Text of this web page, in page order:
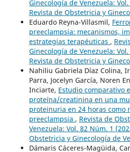
Ginecología de Venezuela:
Revista de Obstetricia y
Eduardo Reyna-Villasmil,
preeclampsia: mecanismos,
estrategias terapéuticas ,
Ginecología de Venezuela:
Revista de Obstetricia y
Nahiliu Gabriela Díaz Colina,
Parra, Jocelyn García, Noren
Inciarte, Estudio comparativo
proteína/creatinina en una
proteinuria en 24 horas como
preeclampsia , Revista de
Venezuela: Vol. 82 Núm. 1
Obstetricia y Ginecología de
Dámaris Cáceres-Magüida,